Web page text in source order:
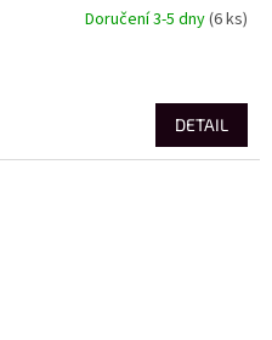
Doručení 3-5 dny(6 ks)
DETAIL